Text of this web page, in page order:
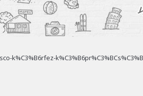
k%C3%B6rfez-